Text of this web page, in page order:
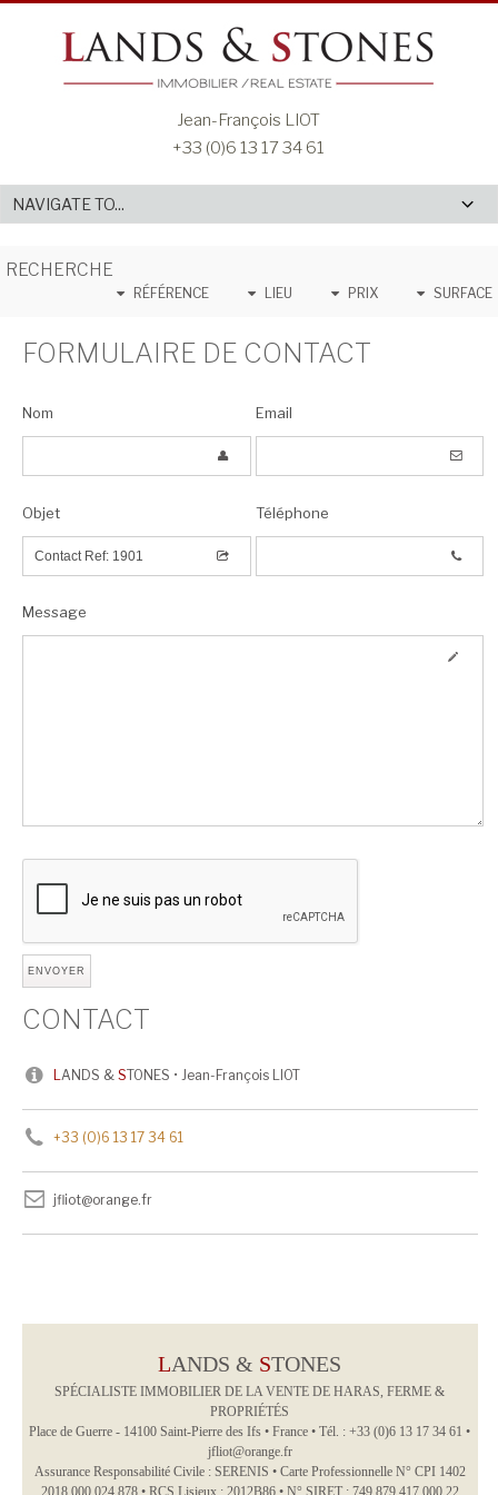
Jean-François LIOT
+33 (0)6 13 17 34 61
RECHERCHE
RÉFÉRENCE LIEU PRIX SURFACE
FORMULAIRE DE CONTACT
Nom Email
Objet Téléphone
Message
CONTACT
LANDS & STONES • Jean-François LIOT
+33 (0)6 13 17 34 61
jfliot@orange.fr
LANDS & STONES
SPÉCIALISTE IMMOBILIER DE LA VENTE DE HARAS, FERME &
PROPRIÉTÉS
Place de Guerre - 14100 Saint-Pierre des Ifs • France • Tél. : +33 (0)6 13 17 34 61 •
jfliot@orange.fr
Assurance Responsabilité Civile : SERENIS • Carte Professionnelle N° CPI 1402